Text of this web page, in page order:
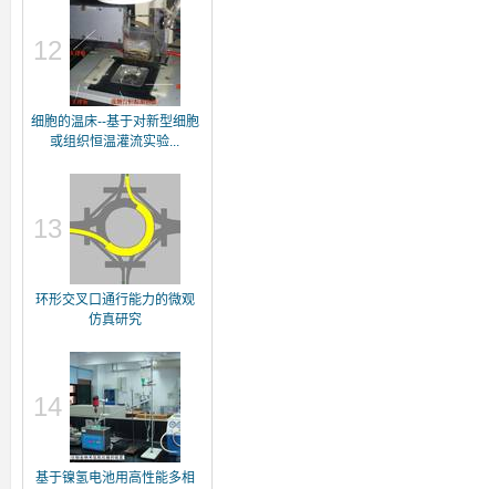
12
细胞的温床--基于对新型细胞
或组织恒温灌流实验...
13
环形交叉口通行能力的微观
仿真研究
14
基于镍氢电池用高性能多相